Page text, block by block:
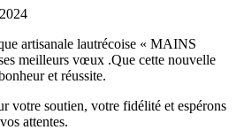
artisanale lautrécoise « MAINS
meilleurs vœux .Que cette nouvelle
et réussite.
votre soutien, votre fidélité et espérons
attentes.